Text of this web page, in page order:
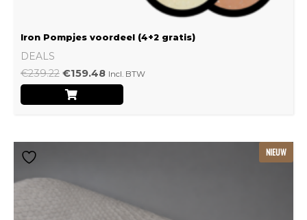
Iron Pompjes voordeel (4+2 gratis)
DEALS
€239.22 €159.48 Incl. BTW
NIEUW
meerdere